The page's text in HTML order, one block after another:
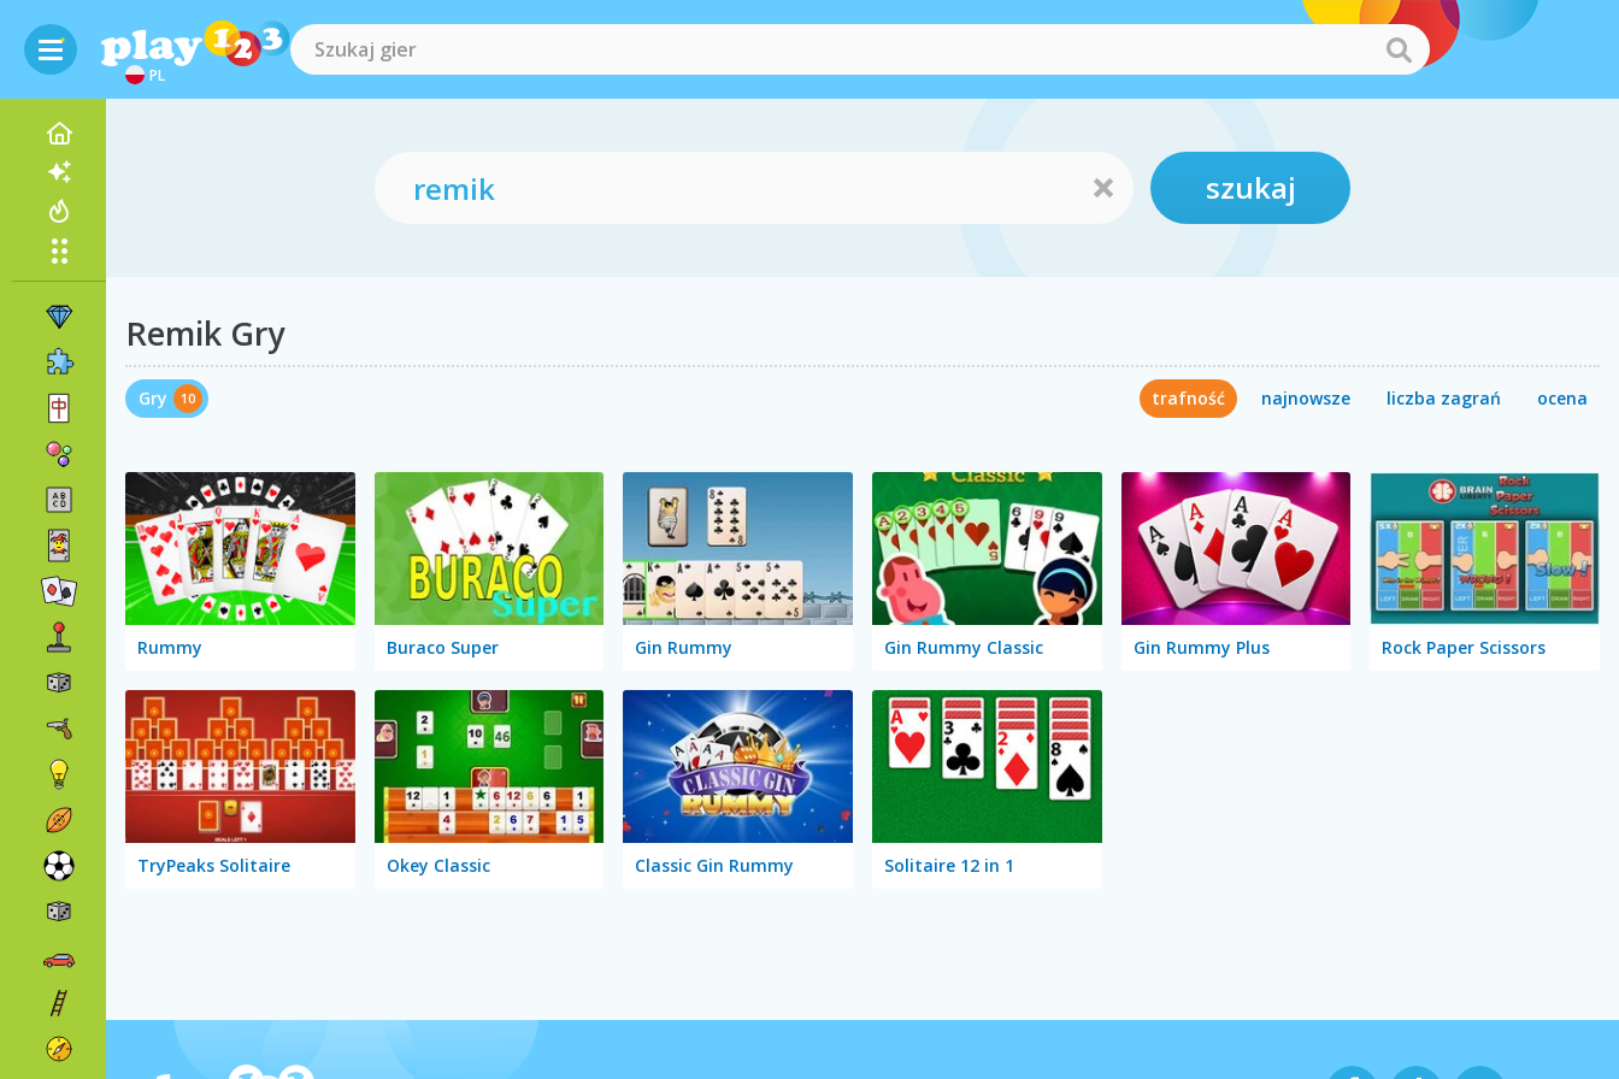
PL
szukaj
Remik Gry
Gry 10 trafność najnowsze liczba zagrań ocena
Rummy Buraco Super Gin Rummy Gin Rummy Classic Gin Rummy Plus Rock Paper Scissors
TryPeaks Solitaire Okey Classic Classic Gin Rummy Solitaire 12 in 1